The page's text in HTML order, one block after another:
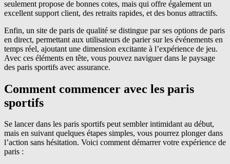
seulement propose de bonnes cotes, mais qui offre également un
excellent support client, des retraits rapides, et des bonus attractifs.
Enfin, un site de paris de qualité se distingue par ses options de paris
en direct, permettant aux utilisateurs de parier sur les événements en
temps réel, ajoutant une dimension excitante à l’expérience de jeu.
Avec ces éléments en tête, vous pouvez naviguer dans le paysage
des paris sportifs avec assurance.
Comment commencer avec les paris
sportifs
Se lancer dans les paris sportifs peut sembler intimidant au début,
mais en suivant quelques étapes simples, vous pourrez plonger dans
l’action sans hésitation. Voici comment démarrer votre expérience de
paris :